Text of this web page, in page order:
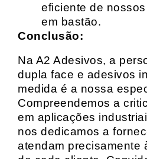
eficiente de
em bastão.
Conclusão:
Na A2 Adesivos, a
dupla face e adesivos
medida é a nossa
Compreendemos a
em aplicações
nos dedicamos a
atendam precisamente